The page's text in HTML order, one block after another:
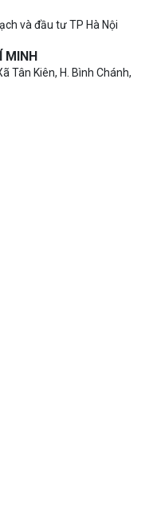
và đầu tư TP Hà Nội
MINH
Tân Kiên, H. Bình Chánh,